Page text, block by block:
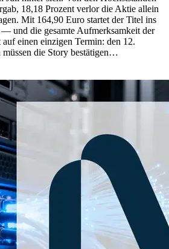
18,18 Prozent verlor die Aktie allein
Mit 164,90 Euro startet der Titel ins
und die gesamte Aufmerksamkeit der
einen einzigen Termin: den 12.
die Story bestätigen…